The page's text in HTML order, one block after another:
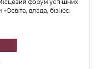
форум успішних
влада, бізнес: